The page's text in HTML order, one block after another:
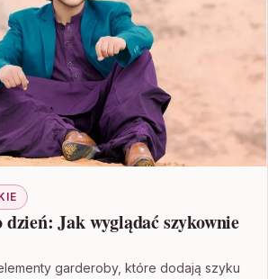
dzień: Jak wyglądać szykownie
garderoby, które dodają szyku